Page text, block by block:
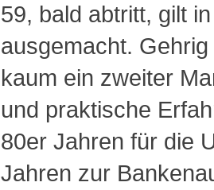
59, bald abtritt, gilt
ausgemacht.
kaum ein zweiter
und praktische
80er Jahren für die
Jahren zur